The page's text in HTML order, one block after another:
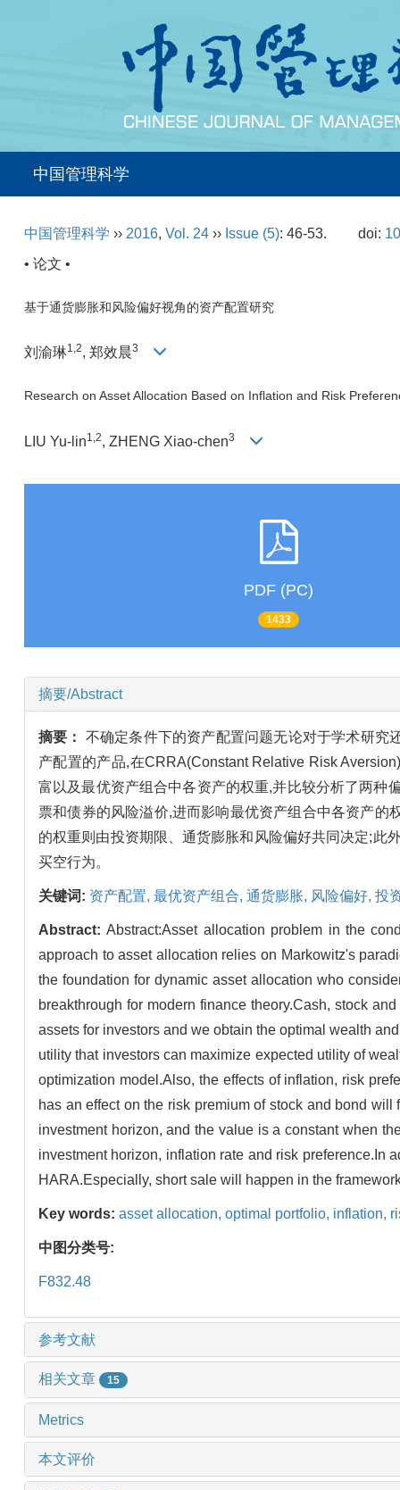
中国管理科学
中国管理科学 ›› 2016, Vol. 24 ›› Issue (5): 46-53. doi:
• 论文 •
基于通货膨胀和风险偏好视角的资产配置研究
刘渝琳1,2, 郑效晨3
Research on Asset Allocation Based on Inflation and Risk
LIU Yu-lin1,2, ZHENG Xiao-chen3
PDF (PC)
1433
摘要/Abstract
摘要： 不确定条件下的资产配置问题无论对于学术研究
产配置的产品,在CRRA(Constant Relative Risk
富以及最优资产组合中各资产的权重,并比较分析了两种
票和债券的风险溢价,进而影响最优资产组合中各资产
的权重则由投资期限、通货膨胀和风险偏好共同决定;此
买空行为。
关键词: 资产配置, 最优资产组合, 通货膨胀, 风险偏好, 投
Abstract:Abstract:Asset allocation problem in the
approach to asset allocation relies on Markowitz's
the foundation for dynamic asset allocation who
breakthrough for modern finance theory.Cash, stock
assets for investors and we obtain the optimal wealth
utility that investors can maximize expected utility of
optimization model.Also, the effects of inflation, risk
has an effect on the risk premium of stock and bond
investment horizon, and the value is a constant when
investment horizon, inflation rate and risk preference.In
HARA.Especially, short sale will happen in the
Key words: asset allocation, optimal portfolio, inflation,
中图分类号:
F832.48
参考文献
相关文章 15
Metrics
本文评价